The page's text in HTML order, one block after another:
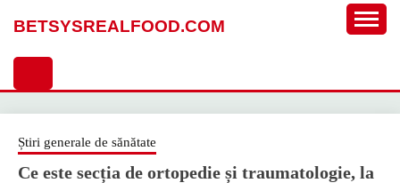
BETSYSREALFOOD.COM
Știri generale de sănătate
Ce este secția de ortopedie și traumatologie, la